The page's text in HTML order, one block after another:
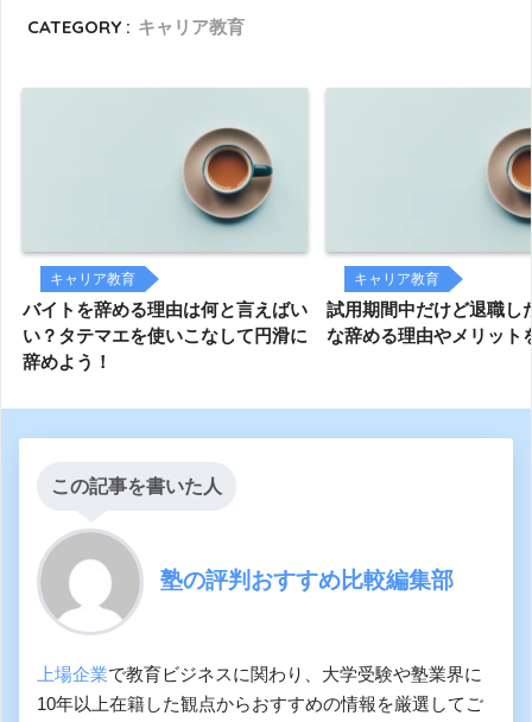
CATEGORY : キャリア教育
キャリア教育
バイトを辞める理由は何と言えばい
い？タテマエを使いこなして円滑に
辞めよう！
キャリア教育
試用期間中だけど退職し
な辞める理由やメリット
この記事を書いた人
塾の評判おすすめ比較編集部
上場企業で教育ビジネスに関わり、大学受験や塾業界に
10年以上在籍した観点からおすすめの情報を厳選してご